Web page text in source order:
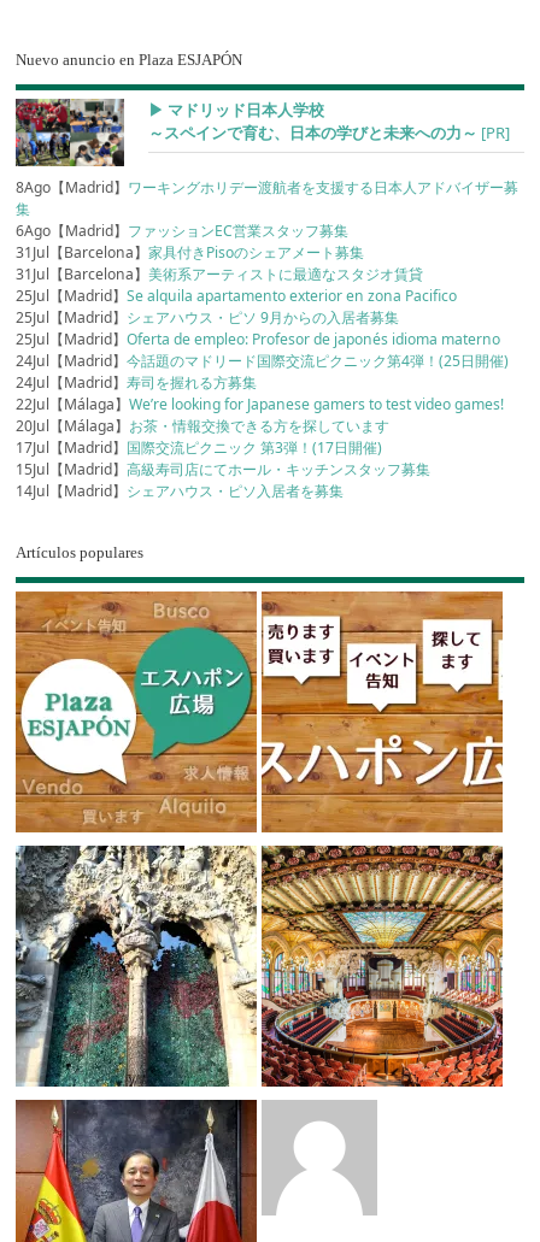
Nuevo anuncio en Plaza ESJAPÓN
▶︎ マドリッド日本人学校
～スペインで育む、日本の学びと未来への力～ [PR]
8Ago【Madrid】 ワーキングホリデー渡航者を支援する日本人アドバイザー募
集
6Ago【Madrid】 ファッションEC営業スタッフ募集
31Jul【Barcelona】家具付きPisoのシェアメート募集
31Jul【Barcelona】美術系アーティストに最適なスタジオ賃貸
25Jul【Madrid】Se alquila apartamento exterior en zona Pacifico
25Jul【Madrid】 シェアハウス・ピソ 9月からの入居者募集
25Jul【Madrid】Oferta de empleo: Profesor de japonés idioma materno
24Jul【Madrid】今話題のマドリード国際交流ピクニック第4弾！(25日開催)
24Jul【Madrid】寿司を握れる方募集
22Jul【Málaga】We’re looking for Japanese gamers to test video games!
20Jul【Málaga】 お茶・情報交換できる方を探しています
17Jul【Madrid】 国際交流ピクニック 第3弾！(17日開催)
15Jul【Madrid】高級寿司店にてホール・キッチンスタッフ募集
14Jul【Madrid】 シェアハウス・ピソ入居者を募集
Artículos populares